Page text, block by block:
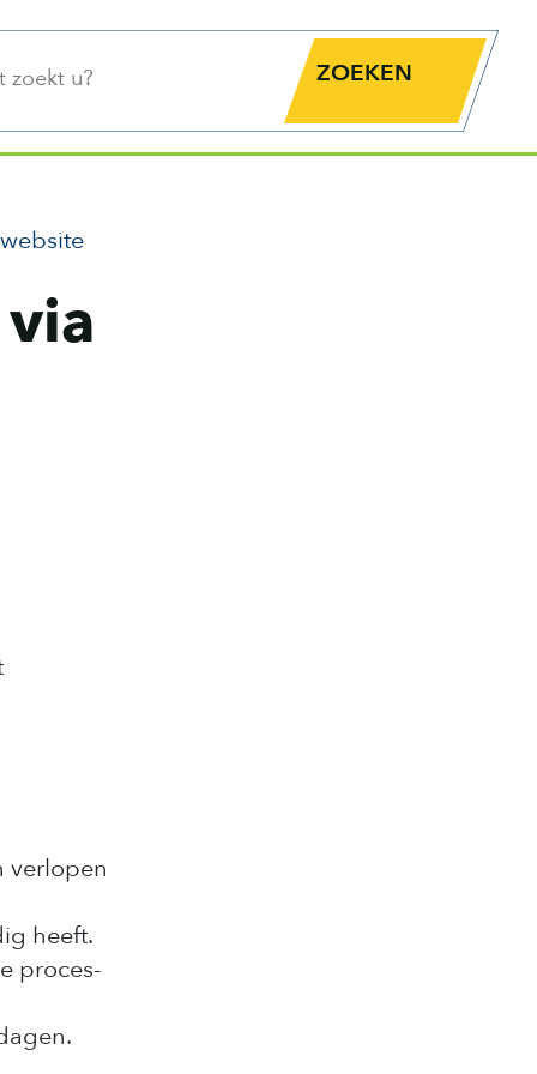
Zoekknop
verlopen
heeft.
proces-